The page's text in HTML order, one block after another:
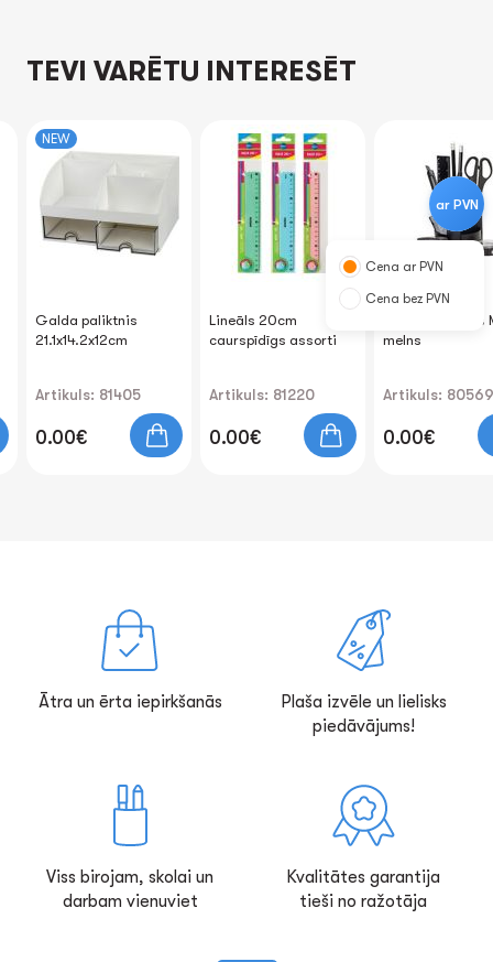
TEVI VARĒTU INTERESĒT
NEW
Galda paliktnis
21.1x14.2x12cm
Artikuls: 81405
0.00€
Lineāls 20cm
caurspīdīgs assorti
Artikuls: 81220
0.00€
Galda paliktnis
melns
Artikuls: 80569
0.00€
ar PVN
Cena ar PVN
Cena bez PVN
Ātra un ērta iepirkšanās
Plaša izvēle un lielisks
piedāvājums!
Viss birojam, skolai un
darbam vienuviet
Kvalitātes garantija
tieši no ražotāja